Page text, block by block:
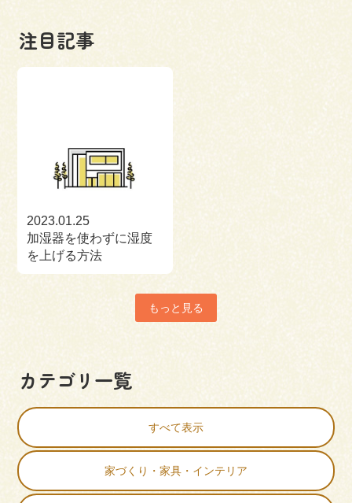
注目記事
2023.01.25
加湿器を使わずに湿度
を上げる方法
もっと見る
カテゴリ一覧
すべて表示
家づくり・家具・インテリア